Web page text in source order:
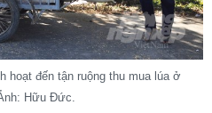
hoạt đến tận ruộng thu mua lúa ở
Hữu Đức.